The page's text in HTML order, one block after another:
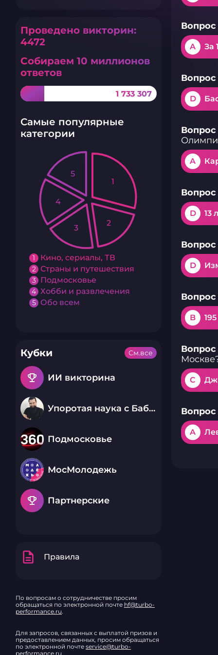
Проведено викторин:
4472
Собираем 10 миллионов
ответов
1 733 307
Самые популярные
категории
1 Кино, сериалы, ТВ
2 Страны и путешествия
3 Подмосковье
4 Хобби и развлечения
5 Обо всем
1
2
3
4
5
Кубки
emoji_events ИИ викторина
Упоротая наука с Бабаем Лютым
Подмосковье
МосМолодежь
emoji_events Партнерские
См.все
description Правила
По вопросам о сотрудничестве просим
обращаться по электронной почте hf@turbo-
performance.ru.
Для запросов, связанных с выплатой призов и
предоставлением данных, просим обращаться
по электронной почте service@turbo-
performance.ru.
Вопрос
A За
Вопрос
D
Вопрос
A
Вопрос
D 13
Вопрос
D
Вопрос
B
Вопрос
C
Вопрос
A